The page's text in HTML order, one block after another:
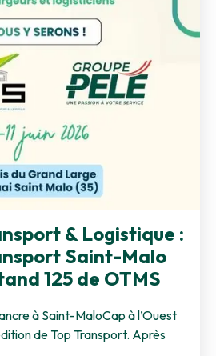
& Logistique :
Saint-Malo
125 de OTMS
à Saint-MaloCap à l’Ouest
de Top Transport. Après